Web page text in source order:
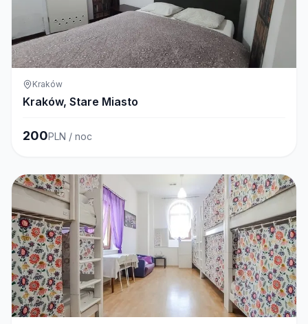
Kraków
Kraków, Stare Miasto
200PLN / noc